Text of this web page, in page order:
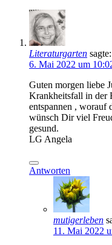
Literaturgarten sagte:
6. Mai 2022 um
Guten morgen liebe
Krankheitsfall in der
entspannen , worauf
wünsch Dir viel
gesund.
LG Angela
Antworten
mutigerleben
11. Mai 2022